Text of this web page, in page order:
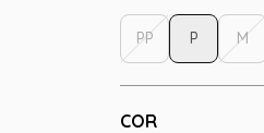
COR
PP P M